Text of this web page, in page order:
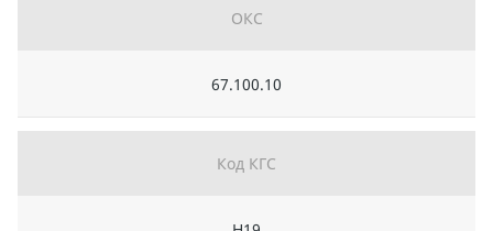
ОКС
67.100.10
Код КГС